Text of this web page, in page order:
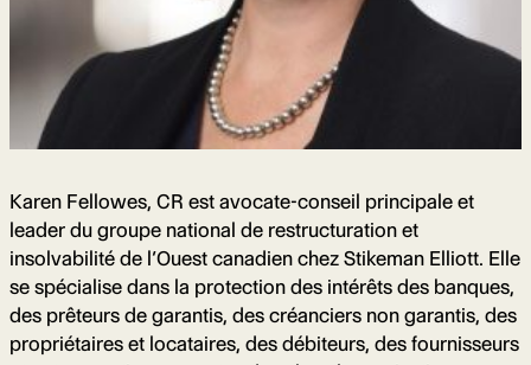
Karen Fellowes, CR est avocate-conseil principale et
leader du groupe national de restructuration et
insolvabilité de l’Ouest canadien chez Stikeman Elliott. Elle
se spécialise dans la protection des intérêts des banques,
des prêteurs de garantis, des créanciers non garantis, des
propriétaires et locataires, des débiteurs, des fournisseurs